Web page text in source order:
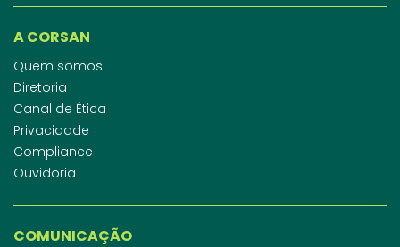
A CORSAN
Quem somos
Diretoria
Canal de Ética
Privacidade
Compliance
Ouvidoria
COMUNICAÇÃO